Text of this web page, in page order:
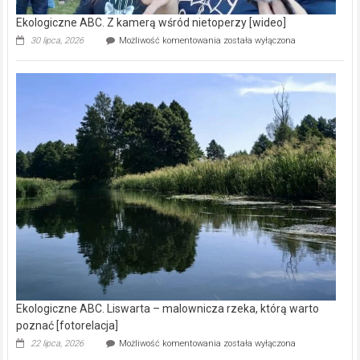
Ekologiczne ABC. Z kamerą wśród nietoperzy [wideo]
30 lipca, 2026 Możliwość komentowania Ekologiczne
kamerą
wśród
została wyłączona
Ekologiczne ABC. Liswarta – malownicza rzeka, którą warto
poznać [fotorelacja]
22 lipca, 2026 Możliwość komentowania Ekologiczne
została wyłączona